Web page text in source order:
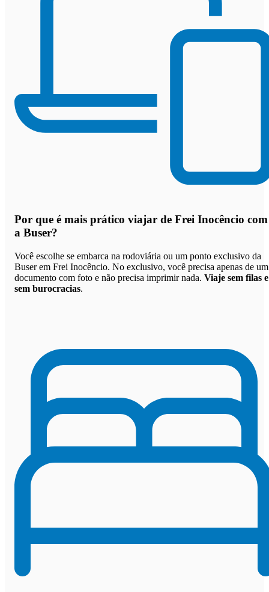
Por que é mais prático viajar de Frei Inocêncio com
a Buser?
Você escolhe se embarca na rodoviária ou um ponto exclusivo da
Buser em Frei Inocêncio. No exclusivo, você precisa apenas de um
documento com foto e não precisa imprimir nada. Viaje sem filas e
sem burocracias.